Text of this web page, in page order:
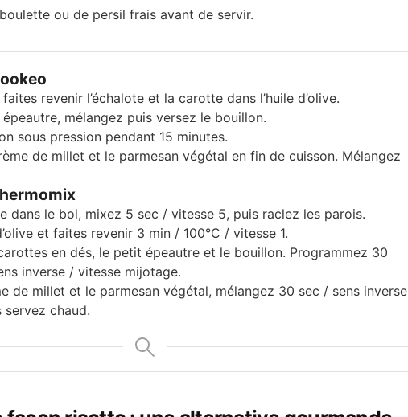
ou de persil frais avant de servir.
revenir l’échalote et la carotte dans l’huile d’olive.
mélangez puis versez le bouillon.
sous pression pendant 15 minutes.
de millet et le parmesan végétal en fin de cuisson. Mélangez
dans le bol, mixez 5 sec / vitesse 5, puis raclez les parois.
et faites revenir 3 min / 100°C / vitesse 1.
en dés, le petit épeautre et le bouillon. Programmez 30
inverse / vitesse mijotage.
de millet et le parmesan végétal, mélangez 30 sec / sens inverse
chaud.